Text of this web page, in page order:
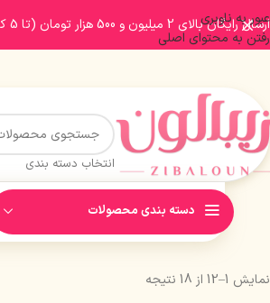
عبور به ناوبری
رفتن به محتوای اصلی
انتخاب دسته بندی
دسته بندی محصولات
نمایش 1–12 از 18 نتیجه
ارسال رایگان بالای 2 میلیون و 500 هزار تومان (تا 5 کیلوگرم)